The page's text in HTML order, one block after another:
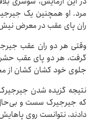
مرد. او همچنین یک
ران پای عقب در معرض
وقتی هر دو ران عقب
گرفت، هر دو پای عقب حشره
جلوی خود کشان کشان از
نتیجه گزیده شدن جیرجیرک
که جیرجیرک سست و
دادند، نتوانست روی